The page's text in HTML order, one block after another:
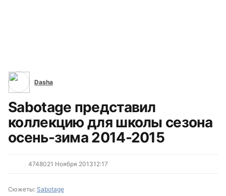
Dasha
Sabotage представил
коллекцию для школы сезона
осень-зима 2014-2015
4748021 Ноября 201312:17
Сюжеты: Sabotage